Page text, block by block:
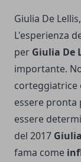
Giulia De
L'esperienza
per Giulia De
importante.
corteggiatrice
essere pronta
essere
del 2017
fama come